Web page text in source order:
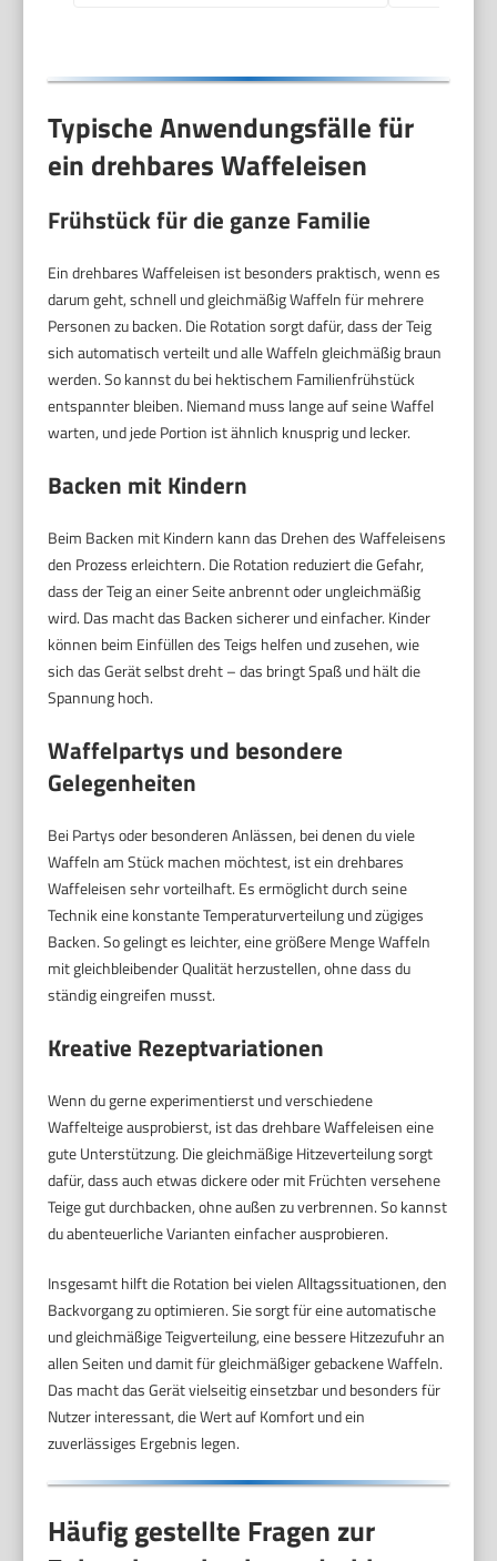
Typische Anwendungsfälle für
ein drehbares Waffeleisen
Frühstück für die ganze Familie
Ein drehbares Waffeleisen ist besonders praktisch, wenn es
darum geht, schnell und gleichmäßig Waffeln für mehrere
Personen zu backen. Die Rotation sorgt dafür, dass der Teig
sich automatisch verteilt und alle Waffeln gleichmäßig braun
werden. So kannst du bei hektischem Familienfrühstück
entspannter bleiben. Niemand muss lange auf seine Waffel
warten, und jede Portion ist ähnlich knusprig und lecker.
Backen mit Kindern
Beim Backen mit Kindern kann das Drehen des Waffeleisens
den Prozess erleichtern. Die Rotation reduziert die Gefahr,
dass der Teig an einer Seite anbrennt oder ungleichmäßig
wird. Das macht das Backen sicherer und einfacher. Kinder
können beim Einfüllen des Teigs helfen und zusehen, wie
sich das Gerät selbst dreht – das bringt Spaß und hält die
Spannung hoch.
Waffelpartys und besondere
Gelegenheiten
Bei Partys oder besonderen Anlässen, bei denen du viele
Waffeln am Stück machen möchtest, ist ein drehbares
Waffeleisen sehr vorteilhaft. Es ermöglicht durch seine
Technik eine konstante Temperaturverteilung und zügiges
Backen. So gelingt es leichter, eine größere Menge Waffeln
mit gleichbleibender Qualität herzustellen, ohne dass du
ständig eingreifen musst.
Kreative Rezeptvariationen
Wenn du gerne experimentierst und verschiedene
Waffelteige ausprobierst, ist das drehbare Waffeleisen eine
gute Unterstützung. Die gleichmäßige Hitzeverteilung sorgt
dafür, dass auch etwas dickere oder mit Früchten versehene
Teige gut durchbacken, ohne außen zu verbrennen. So kannst
du abenteuerliche Varianten einfacher ausprobieren.
Insgesamt hilft die Rotation bei vielen Alltagssituationen, den
Backvorgang zu optimieren. Sie sorgt für eine automatische
und gleichmäßige Teigverteilung, eine bessere Hitzezufuhr an
allen Seiten und damit für gleichmäßiger gebackene Waffeln.
Das macht das Gerät vielseitig einsetzbar und besonders für
Nutzer interessant, die Wert auf Komfort und ein
zuverlässiges Ergebnis legen.
Häufig gestellte Fragen zur